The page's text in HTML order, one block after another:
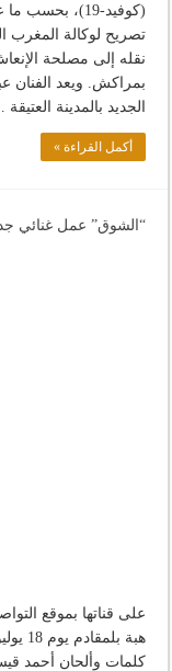
(كوفيد-19)،
تصريح لوكالة المغرب
نقله إلى مصلحة
الجديد بالمدينة العتيقة
أكمل القراءة »
“الشوق” عمل غنائي
على قناتها بموقع
كلمات وألحان أحمد